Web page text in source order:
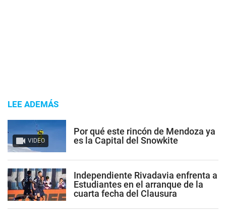
LEE ADEMÁS
VIDEO
Por qué este rincón de Mendoza ya
es la Capital del Snowkite
Independiente Rivadavia enfrenta a
Estudiantes en el arranque de la
cuarta fecha del Clausura